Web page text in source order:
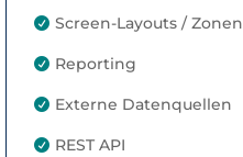
 Screen-Layouts / Zonen
 Reporting
 Externe Datenquellen
 REST API